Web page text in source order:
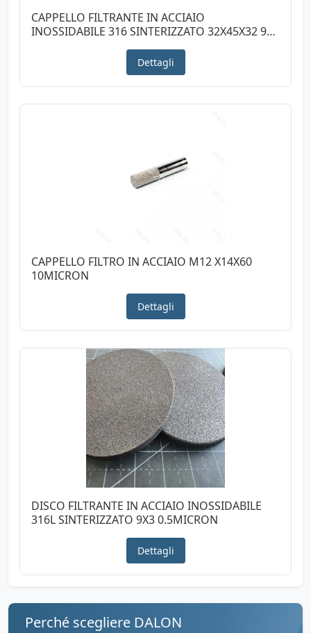
CAPPELLO FILTRANTE IN ACCIAIO
INOSSIDABILE 316 SINTERIZZATO 32X45X32 90
Dettagli
CAPPELLO FILTRO IN ACCIAIO M12 X14X60
10MICRON
Dettagli
DISCO FILTRANTE IN ACCIAIO INOSSIDABILE
316L SINTERIZZATO 9X3 0.5MICRON
Dettagli
Perché scegliere DALON